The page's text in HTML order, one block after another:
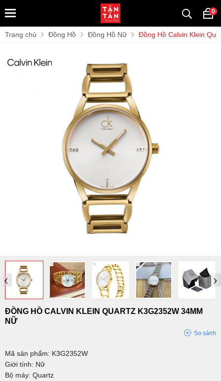
0
Trang chủ Đồng Hồ Đồng Hồ Nữ Đồng Hồ Calvin Klein
‹ ›
ĐỒNG HỒ CALVIN KLEIN QUARTZ K3G2352W 34MM
NỮ
So sánh
Mã sản phẩm: K3G2352W
Giới tính: Nữ
Bộ máy: Quartz